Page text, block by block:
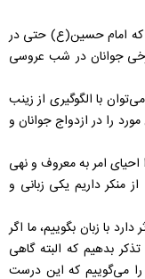
که امام حسین(ع) حتی در
جوانان در شب عروسی
با الگوگیری از زینب
را در ازدواج جوانان و
احیای امر به معروف و نهی
منکر داریم یکی زبانی و
با زبان بگوییم، ما اگر
بدهیم که البته گاهی
می‌گوییم که این درست